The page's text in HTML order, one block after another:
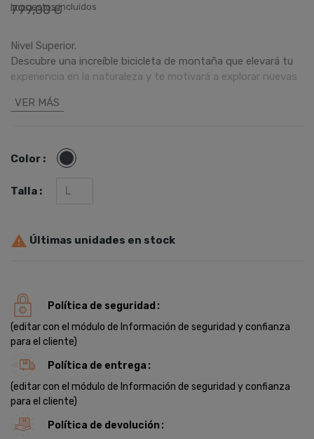
799,00 €
Impuestos incluidos
Nivel Superior.
Descubre una increíble bicicleta de montaña que elevará tu
experiencia en la naturaleza y te motivará a explorar nuevas
para enfrentar cualquier desafío.
Senderos sencillos
Pistas
Excelente manejabilidad
Cuadro de aluminio SmartForm C3, ligero y confiable
Horquilla de suspensión SR Suntour XCT con un recorrido de
100 mm
Frenos hidráulicos Tektro
No dudes en llevar tu experiencia de ciclismo de montaña al
siguiente nivel con esta increíble bicicleta. Descubre la
aventura que te espera en cada ruta y disfruta de su
rendimiento superior en todo momento.
VER MÁS
Color : Negro
Talla :
 Últimas unidades en stock
Política de seguridad
(editar con el módulo de Información de seguridad y confianza
para el cliente)
Política de entrega
(editar con el módulo de Información de seguridad y confianza
para el cliente)
Política de devolución